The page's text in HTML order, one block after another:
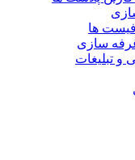
ها
سازی
و تبلیغات